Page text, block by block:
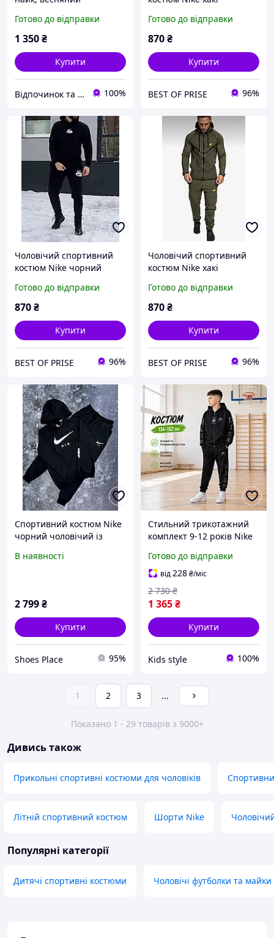
чоловічий спортивний
костюм
Готово до відправки
1 350₴
Купити
Відпочинок та рибалка 100%
Готово до відправки
870₴
Купити
BEST OF PRISE 96%
Чоловічий спортивний
костюм Nike чорний
Готово до відправки
870₴
Купити
BEST OF PRISE 96%
Чоловічий спортивний
костюм Nike хакі
Готово до відправки
870₴
Купити
BEST OF PRISE 96%
Спортивний костюм Nike
чорний чоловічий із
весна осінь демісезонний
В наявності
2 799₴
Купити
Shoes Place 95%
Стильний трикотажний
комплект 9-12 років Nike
хлопчиків підлітків,
дитячі круті чорні
костюми Найк на
блискавці
Готово до відправки
від228₴/міс
1 365₴
2 730 ₴
Купити
Kids style 100%
1 2 3 ...
Показано 1 - 29 товарів з 9000+
Дивись також
Прикольні спортивні костюми для чоловіків
Літній спортивний костюм Шорти Nike
Популярні категорії
Дитячі спортивні костюми Чоловічі футболки та майки